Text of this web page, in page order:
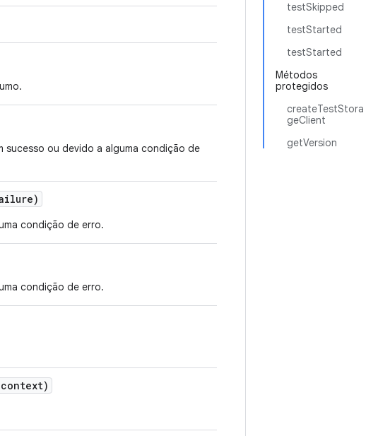
testSkipped
testStarted
testStarted
Métodos
protegidos
createTestStora
geClient
getVersion
sucesso ou devido a alguma condição de
condição de erro.
condição de erro.
context)